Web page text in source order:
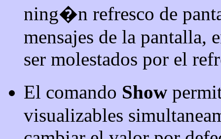
ning�n refresco de
mensajes de la pantalla,
ser molestados por el
El comando Show
visualizables